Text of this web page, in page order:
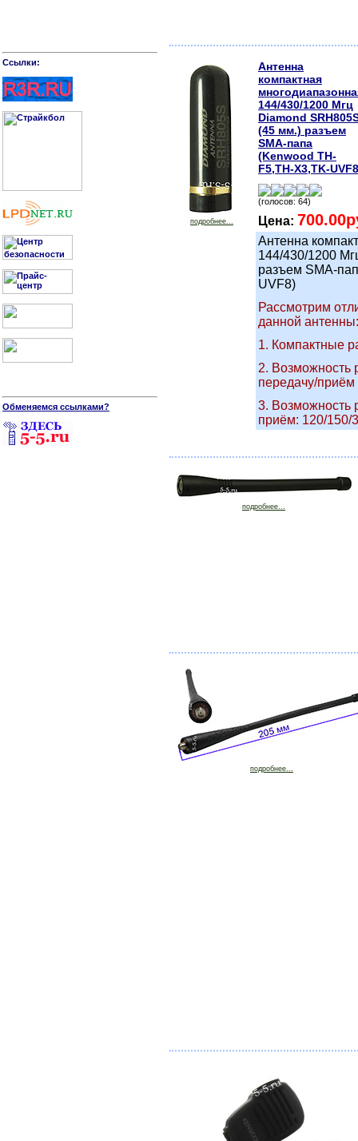
Cсылки:
Обменяемся ссылками?
подробнее...
Антенна
компактная
144/430/1200 Мгц
Diamond
(45 мм.) разъем
SMA-папа
(Kenwood TH-
F5,TH-X3,TK-
(голосов: 64)
Цена:
Антенна
144/430/1200
разъем SMA-
UVF8)
Рассмотрим
данной антенны:
1. Компактные
2. Возможность
передачу/
3. Возможность
приём: 120/150/
подробнее...
подробнее...